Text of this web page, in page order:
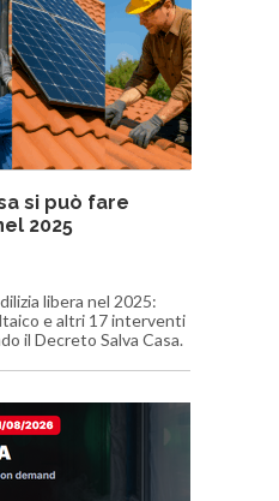
si può fare
2025
libera nel 2025:
e altri 17 interventi
il Decreto Salva Casa.